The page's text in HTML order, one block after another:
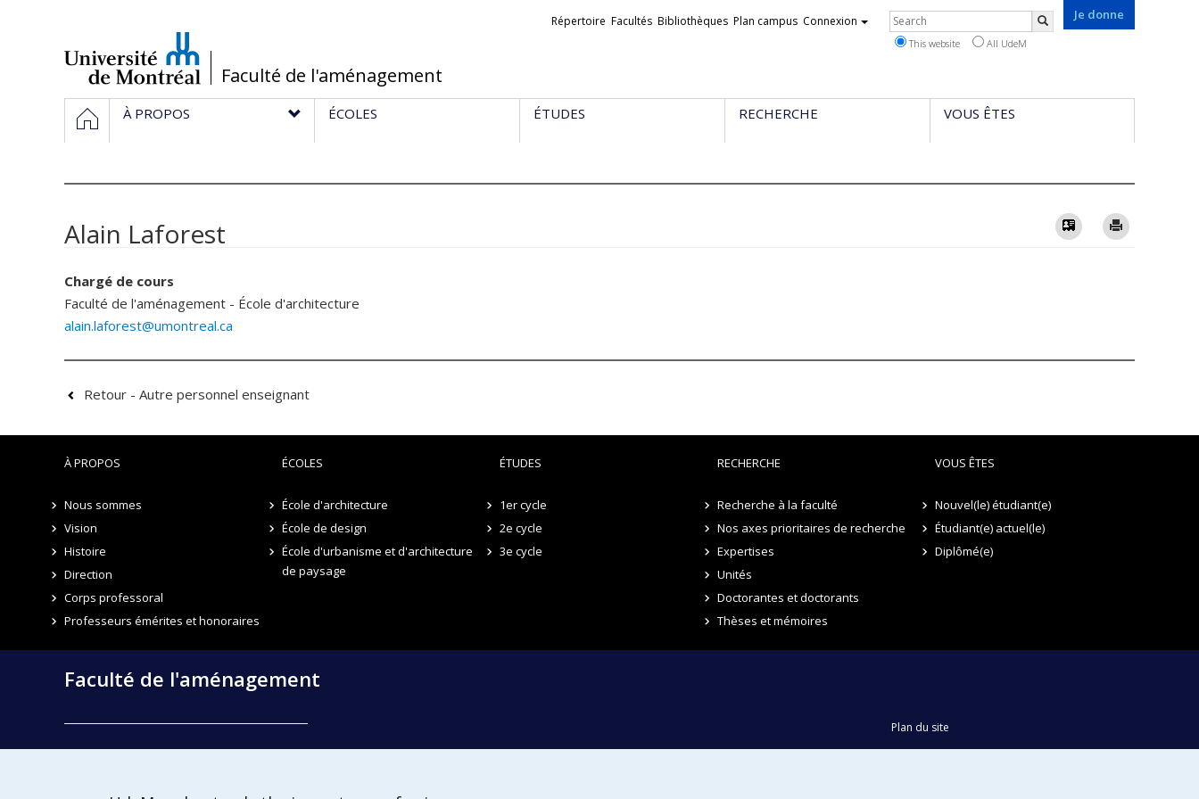
/Faculté de l'aménagement
Je donne
Liens
Répertoire Facultés Bibliothèques Plan campus Connexion Rechercher
This website All UdeM
Navigation
principale
HOMEÀ PROPOS ÉCOLES ÉTUDES RECHERCHE VOUS ÊTES
Alain Laforest Vcard
Chargé de cours
Faculté de l'aménagement - École d'architecture
alain.laforest@umontreal.ca
Retour - Autre personnel enseignant
À PROPOS
Nous sommes
Vision
Histoire
Direction
Corps professoral
Professeurs émérites et honoraires
ÉCOLES
École d'architecture
École de design
École d'urbanisme et d'architecture
de paysage
ÉTUDES
1er cycle
2e cycle
3e cycle
RECHERCHE
Recherche à la faculté
Nos axes prioritaires de recherche
Expertises
Unités
Doctorantes et doctorants
Thèses et mémoires
VOUS ÊTES
Nouvel(le) étudiant(e)
Étudiant(e) actuel(le)
Diplômé(e)
Faculté de l'aménagement
Plan du site